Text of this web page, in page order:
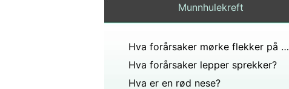
Munnhulekreft
Hva forårsaker mørke flekker på hjørnet av leppene dine?
Hva forårsaker lepper sprekker?
Hva er en rød nese?